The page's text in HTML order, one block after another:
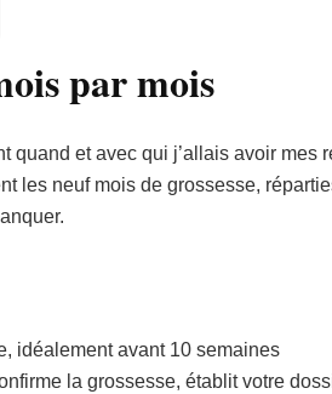
par mois
quand et avec qui j’allais avoir mes
les neuf mois de grossesse,
idéalement avant 10 semaines
la grossesse, établit votre